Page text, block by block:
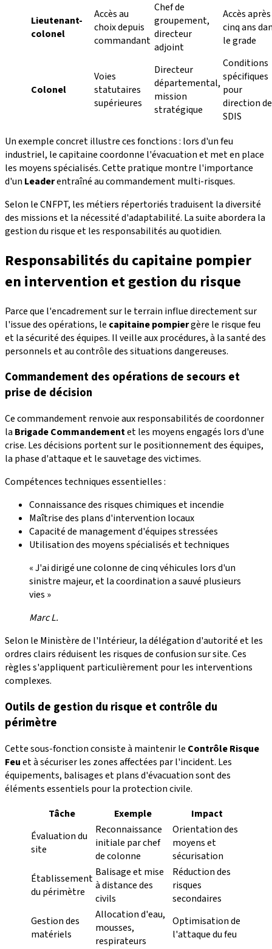
Lieutenant-
colonel
Accès au
choix depuis
commandant
Chef de
groupement,
directeur
adjoint
Accès après
cinq ans
le grade
Colonel
Voies
statutaires
supérieures
Directeur
départemental,
mission
stratégique
Conditions
spécifiques
pour
direction de
SDIS
Un exemple concret illustre ces fonctions : lors d'un feu
industriel, le capitaine coordonne l'évacuation et met en place
les moyens spécialisés. Cette pratique montre l'importance
d'un Leaderentraîné au commandement multi-risques.
Selon le CNFPT, les métiers répertoriés traduisent la diversité
des missions et la nécessité d'adaptabilité. La suite abordera la
gestion du risque et les responsabilités au quotidien.
Responsabilités du capitaine pompier
en intervention et gestion du risque
Parce que l'encadrement sur le terrain influe directement sur
l'issue des opérations, le capitaine pompiergère le risque feu
et la sécurité des équipes. Il veille aux procédures, à la santé des
personnels et au contrôle des situations dangereuses.
Commandement des opérations de secours et
prise de décision
Ce commandement renvoie aux responsabilités de coordonner
la Brigade Commandementet les moyens engagés lors d'une
crise. Les décisions portent sur le positionnement des équipes,
la phase d'attaque et le sauvetage des victimes.
Compétences techniques essentielles :
Connaissance des risques chimiques et incendie
Maîtrise des plans d'intervention locaux
Capacité de management d'équipes stressées
Utilisation des moyens spécialisés et techniques
« J'ai dirigé une colonne de cinq véhicules lors d'un
sinistre majeur, et la coordination a sauvé plusieurs
vies »
Marc L.
Selon le Ministère de l'Intérieur, la délégation d'autorité et les
ordres clairs réduisent les risques de confusion sur site. Ces
règles s'appliquent particulièrement pour les interventions
complexes.
Outils de gestion du risque et contrôle du
périmètre
Cette sous-fonction consiste à maintenir le Contrôle Risque
Feuet à sécuriser les zones affectées par l'incident. Les
équipements, balisages et plans d'évacuation sont des
éléments essentiels pour la protection civile.
Tâche
Exemple
Impact
Évaluation du
site
Reconnaissance
initiale par chef
de colonne
Orientation des
moyens et
sécurisation
Établissement
du périmètre
Balisage et mise
à distance des
civils
Réduction des
risques
secondaires
Gestion des
matériels
Allocation d'eau,
mousses,
respirateurs
Optimisation de
l'attaque du feu